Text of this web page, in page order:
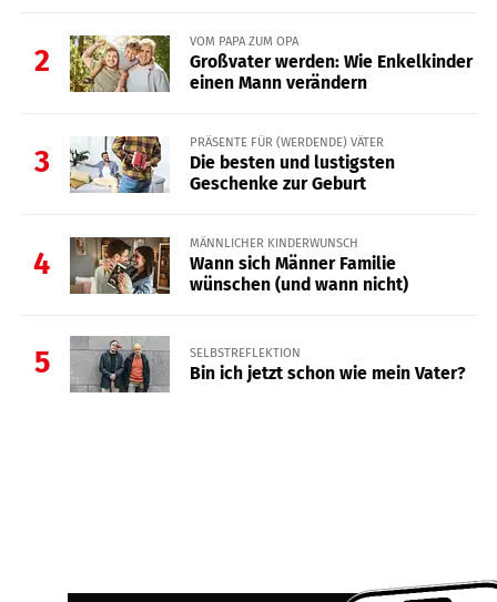
2
VOM PAPA ZUM OPA
Großvater werden: Wie Enkelkinder
einen Mann verändern
3
PRÄSENTE FÜR (WERDENDE) VÄTER
Die besten und lustigsten
Geschenke zur Geburt
4
MÄNNLICHER KINDERWUNSCH
Wann sich Männer Familie
wünschen (und wann nicht)
5 SELBSTREFLEKTION
Bin ich jetzt schon wie mein Vater?